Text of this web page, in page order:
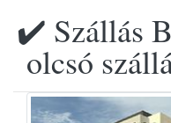
✔️ Szállás
olcsó